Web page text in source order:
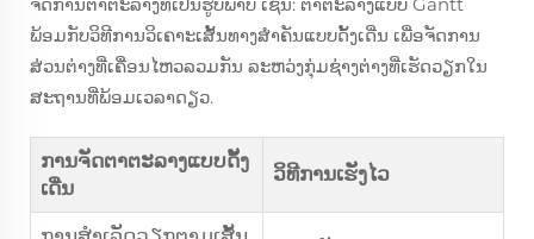
ພ້ອມກັບວິທີການວິເຄາະເສັ້ນທາງສຳຄັນແບບດັ້ງເດີ່ນ ເພື່ອຈັດການ
ສ່ວນຕ່າງທີ່ເຄື່ອນໄຫວລວມກັນ ລະຫວ່ງກຸ່ມຊ່າງຕ່າງທີ່ເຮັດວຽກໃນ
ສະຖານທີ່ພ້ອມເວລາດຽວ.
ການຈັດຕາຕະລາງແບບດັ້ງ
ເດີ່ນ
ວິທີການເຮັງໄວ